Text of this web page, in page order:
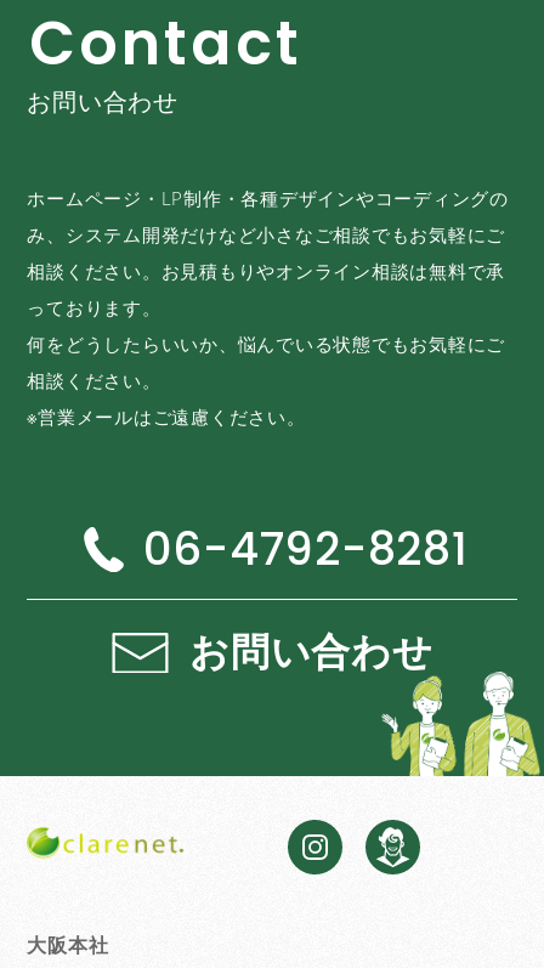
Contact
お問い合わせ
ホームページ・LP制作・各種デザインやコーディングの
み、システム開発だけなど小さなご相談でもお気軽にご
相談ください。お見積もりやオンライン相談は無料で承
っております。
何をどうしたらいいか、悩んでいる状態でもお気軽にご
相談ください。
※営業メールはご遠慮ください。
06-4792-8281
お問い合わせ
大阪本社